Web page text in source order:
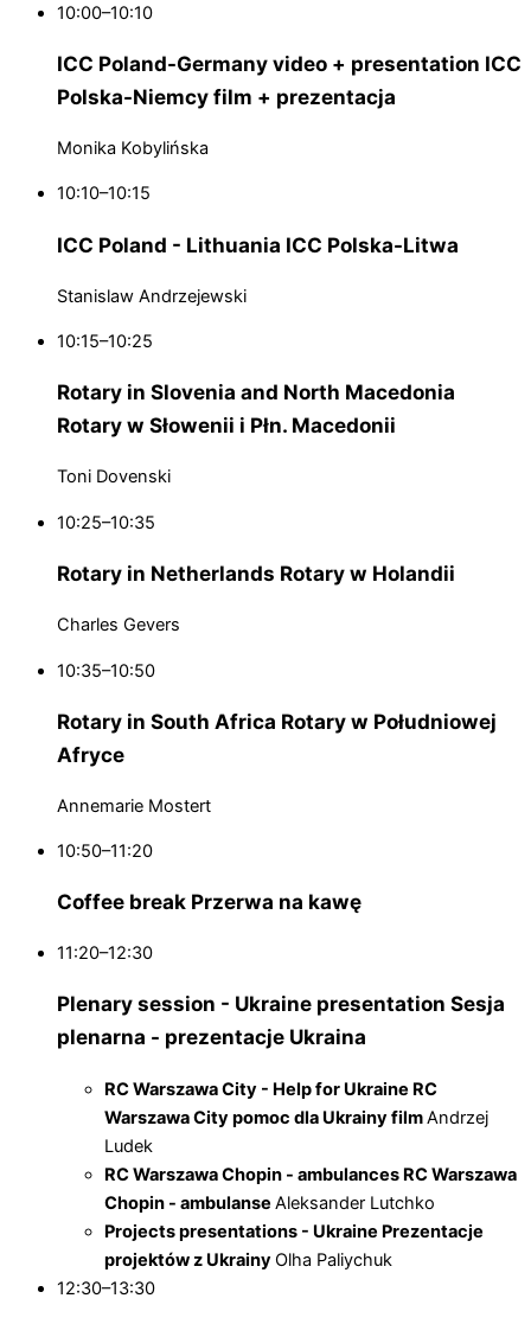
10:00–10:10
ICC Poland-Germany video + presentation ICC
Polska-Niemcy film + prezentacja
Monika Kobylińska
10:10–10:15
ICC Poland - Lithuania ICC Polska-Litwa
Stanislaw Andrzejewski
10:15–10:25
Rotary in Slovenia and North Macedonia
Rotary w Słowenii i Płn. Macedonii
Toni Dovenski
10:25–10:35
Rotary in Netherlands Rotary w Holandii
Charles Gevers
10:35–10:50
Rotary in South Africa Rotary w Południowej
Afryce
Annemarie Mostert
10:50–11:20
Coffee break Przerwa na kawę
11:20–12:30
Plenary session - Ukraine presentation Sesja
plenarna - prezentacje Ukraina
RC Warszawa City - Help for Ukraine RC
Warszawa City pomoc dla Ukrainy filmAndrzej
Ludek
RC Warszawa Chopin - ambulances RC Warszawa
Chopin - ambulanse Aleksander Lutchko
Projects presentations - Ukraine Prezentacje
projektów z UkrainyOlha Paliychuk
12:30–13:30